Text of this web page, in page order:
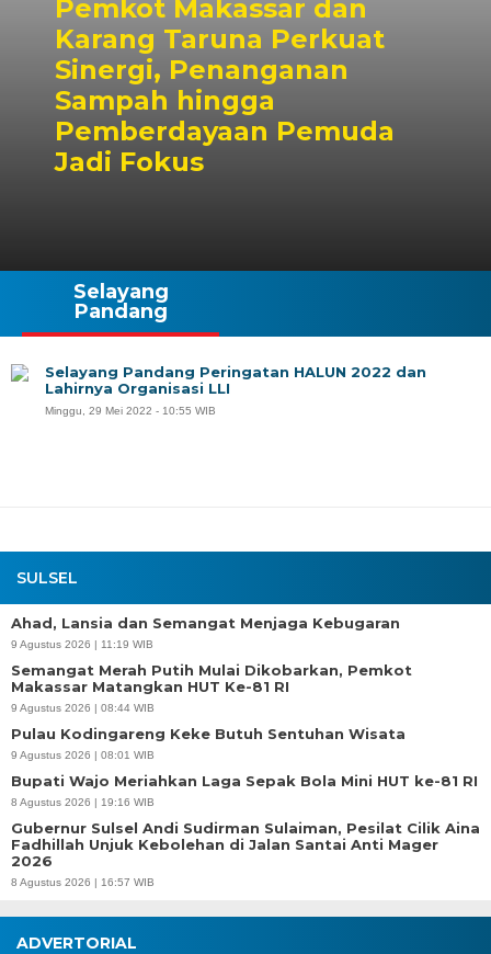
Pemkot Makassar dan
Karang Taruna Perkuat
Sinergi, Penanganan
Sampah hingga
Pemberdayaan Pemuda
Jadi Fokus
SULSEL
Ahad, Lansia dan Semangat Menjaga Kebugaran
9 Agustus 2026 | 11:19 WIB
Semangat Merah Putih Mulai Dikobarkan, Pemkot
Makassar Matangkan HUT Ke-81 RI
9 Agustus 2026 | 08:44 WIB
Pulau Kodingareng Keke Butuh Sentuhan Wisata
9 Agustus 2026 | 08:01 WIB
Bupati Wajo Meriahkan Laga Sepak Bola Mini HUT ke-81 RI
8 Agustus 2026 | 19:16 WIB
Gubernur Sulsel Andi Sudirman Sulaiman, Pesilat Cilik Aina
Fadhillah Unjuk Kebolehan di Jalan Santai Anti Mager
2026
8 Agustus 2026 | 16:57 WIB
Selayang
Pandang
Selayang Pandang Peringatan HALUN 2022 dan
Lahirnya Organisasi LLI
Minggu, 29 Mei 2022 - 10:55 WIB
ADVERTORIAL